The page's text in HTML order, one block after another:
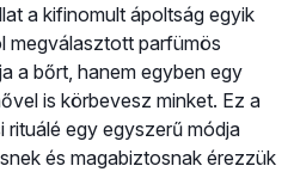
a kifinomult ápoltság egyik
megválasztott parfümös
a bőrt, hanem egyben egy
is körbevesz minket. Ez a
rituálé egy egyszerű módja
és magabiztosnak érezzük